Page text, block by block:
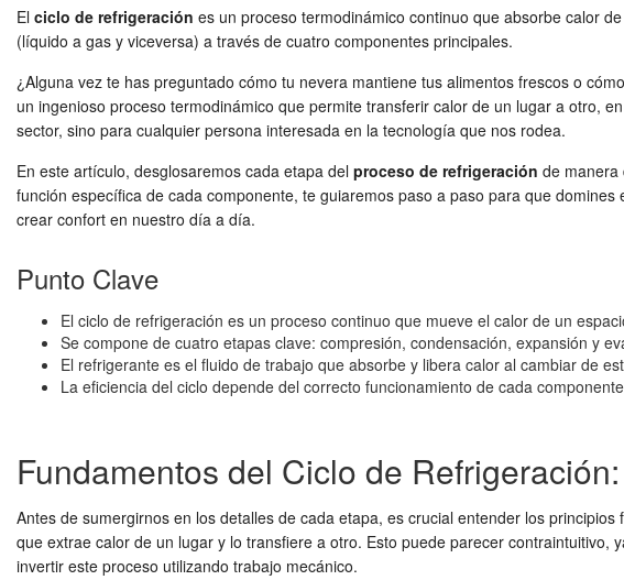
El ciclo de refrigeración es un proceso termodinámico continuo que absorbe calor
(líquido a gas y viceversa) a través de cuatro componentes principales.
¿Alguna vez te has preguntado cómo tu nevera mantiene tus alimentos frescos o
un ingenioso proceso termodinámico que permite transferir calor de un lugar a otro,
sector, sino para cualquier persona interesada en la tecnología que nos rodea.
En este artículo, desglosaremos cada etapa del proceso de refrigeración de manera
función específica de cada componente, te guiaremos paso a paso para que
crear confort en nuestro día a día.
Punto Clave
El ciclo de refrigeración es un proceso continuo que mueve el calor de un
Se compone de cuatro etapas clave: compresión, condensación, expansión y
El refrigerante es el fluido de trabajo que absorbe y libera calor al cambiar de
La eficiencia del ciclo depende del correcto funcionamiento de cada
Fundamentos del Ciclo de
Antes de sumergirnos en los detalles de cada etapa, es crucial entender los principios
que extrae calor de un lugar y lo transfiere a otro. Esto puede parecer
invertir este proceso utilizando trabajo mecánico.